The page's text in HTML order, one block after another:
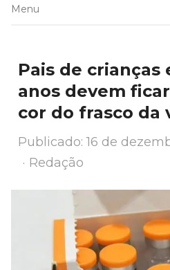
Menu
Menu
Pais de crianças
anos devem
cor do frasco da
Publicado:16 de
Author
Redação